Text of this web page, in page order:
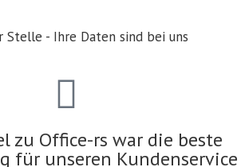
Stelle - Ihre Daten sind bei uns
zu Office-rs war die beste
für unseren Kundenservice